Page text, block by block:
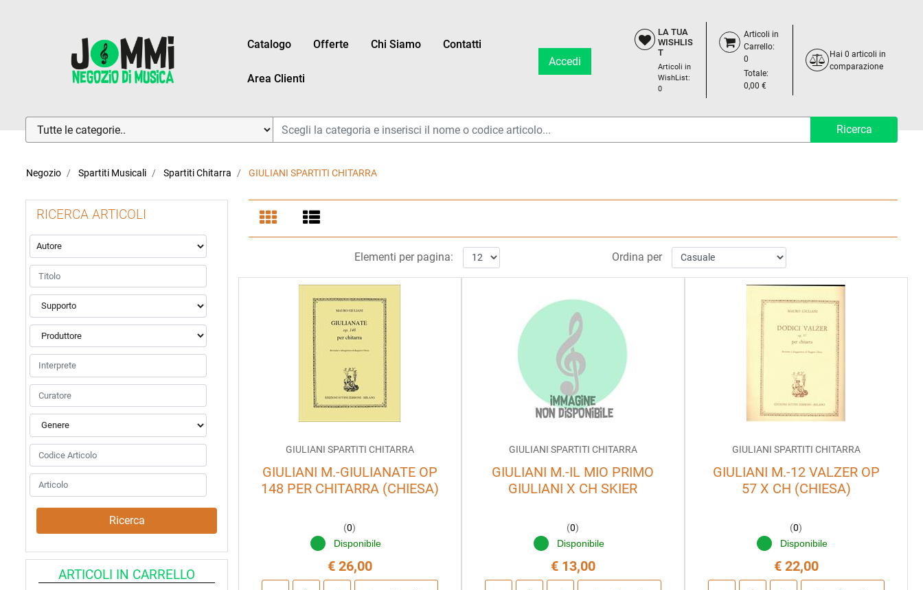
Catalogo Offerte Chi Siamo Contatti
Area Clienti
Accedi
LA TUA
WISHLIS
T
Articoli in
WishList:
0
Articoli in
Carrello:
0
Totale:
0,00 €
Hai 0 articoli in
comparazione
La modifica di un filtro aggiorna automaticamente gli altri filtri disponibili.
Negozio Spartiti Musicali Spartiti Chitarra GIULIANI SPARTITI CHITARRA
RICERCA ARTICOLI
La modifica di un filtro aggiorna automaticamente gli altri filtri disponibili.
ARTICOLI IN CARRELLO
Ordina per
Elementi per pagina:
GIULIANI SPARTITI CHITARRA
GIULIANI M.-GIULIANATE OP
148 PER CHITARRA (CHIESA)
(0)
Disponibile
€ 26,00
GIULIANI SPARTITI CHITARRA
GIULIANI M.-IL MIO PRIMO
GIULIANI X CH SKIER
(0)
Disponibile
€ 13,00
GIULIANI SPARTITI CHITARRA
GIULIANI M.-12 VALZER OP
57 X CH (CHIESA)
(0)
Disponibile
€ 22,00